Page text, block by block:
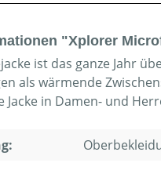
"Xplorer
ist das ganze Jahr
als wärmende
Jacke in Damen- und